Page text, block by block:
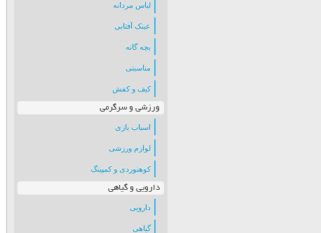
لباس مردانه
عینک آفتابی
بچه گانه
مناسبتی
کیف و کفش
ورزشی و سرگرمی
اسباب بازی
لوازم ورزشی
کوهنوردی و کمپینگ
دارویی و گیاهی
دارویی
گیاهی